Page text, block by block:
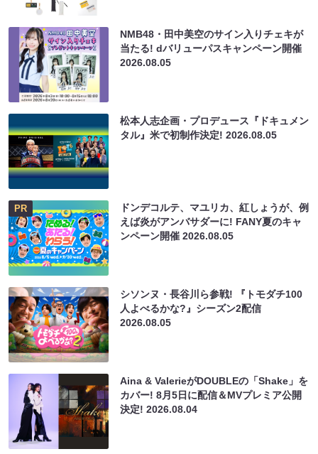
NMB48・田中美空のサイン入りチェキが
当たる! dバリューパスキャンペーン開催
2026.08.05
松本人志企画・プロデュース『ドキュメン
タル』米で初制作決定!2026.08.05
PR
ドンデコルテ、マユリカ、紅しょうが、例
えば炎がアンバサダーに! FANY夏のキャ
ンペーン開催2026.08.05
シソンヌ・長谷川ら参戦! 『トモダチ100
人よべるかな?』シーズン2配信
2026.08.05
Aina & ValerieがDOUBLEの「Shake」を
カバー! 8月5日に配信＆MVプレミア公開
決定!2026.08.04